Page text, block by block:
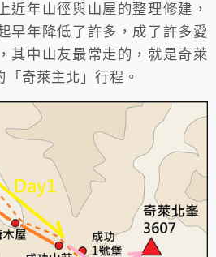
近年山徑與山屋的整理修建，
早年降低了許多，成了許多愛
其中山友最常走的，就是奇萊
奇萊主北」行程。